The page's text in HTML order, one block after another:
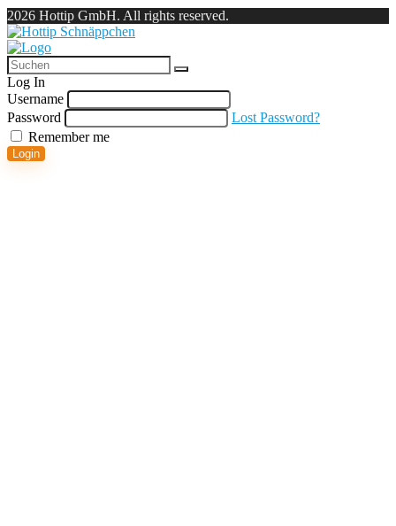
2026 Hottip GmbH. All rights reserved.
Log In
Username
Password
Lost Password?
Remember me
Login